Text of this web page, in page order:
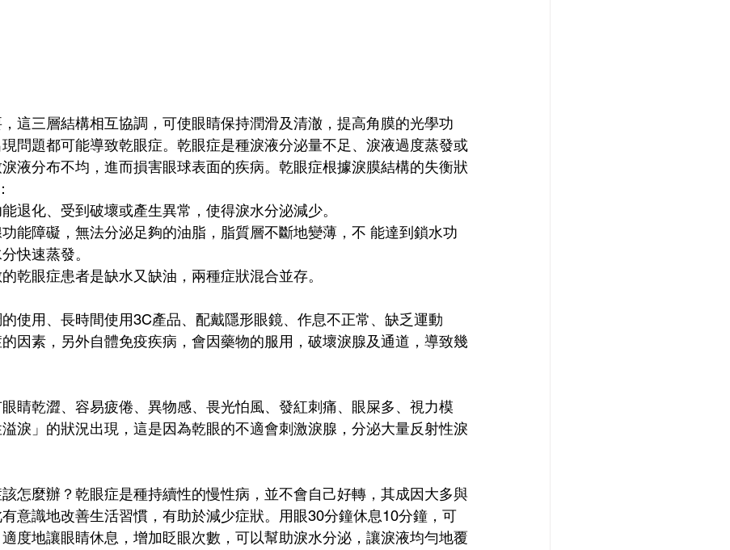
這三層結構相互協調，可使眼睛保持潤滑及清澈，提高角膜的光學功
問題都可能導致乾眼症。乾眼症是種淚液分泌量不足、淚液過度蒸發或
液分布不均，進而損害眼球表面的疾病。乾眼症根據淚膜結構的失衡狀
退化、受到破壞或產生異常，使得淚水分泌減少。
能障礙，無法分泌足夠的油脂，脂質層不斷地變薄，不 能達到鎖水功
快速蒸發。
乾眼症患者是缺水又缺油，兩種症狀混合並存。
使用、長時間使用3C產品、配戴隱形眼鏡、作息不正常、缺乏運動
因素，另外自體免疫疾病，會因藥物的服用，破壞淚腺及通道，導致幾
睛乾澀、容易疲倦、異物感、畏光怕風、發紅刺痛、眼屎多、視力模
淚」的狀況出現，這是因為乾眼的不適會刺激淚腺，分泌大量反射性淚
怎麼辦？乾眼症是種持續性的慢性病，並不會自己好轉，其成因大多與
意識地改善生活習慣，有助於減少症狀。用眼30分鐘休息10分鐘，可
度地讓眼睛休息，增加眨眼次數，可以幫助淚水分泌，讓淚液均勻地覆